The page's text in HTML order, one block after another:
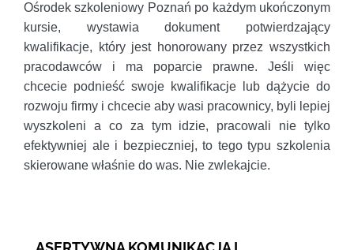
Ośrodek szkoleniowy Poznań po każdym ukończonym
kursie, wystawia dokument potwierdzający
kwalifikacje, który jest honorowany przez wszystkich
pracodawców i ma poparcie prawne. Jeśli więc
chcecie podnieść swoje kwalifikacje lub dążycie do
rozwoju firmy i chcecie aby wasi pracownicy, byli lepiej
wyszkoleni a co za tym idzie, pracowali nie tylko
efektywniej ale i bezpieczniej, to tego typu szkolenia
skierowane właśnie do was. Nie zwlekajcie.